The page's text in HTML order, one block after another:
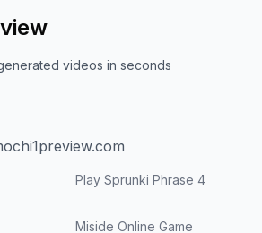
videos in seconds
Play Sprunki Phrase 4
Miside Online Game